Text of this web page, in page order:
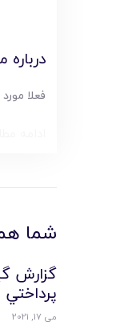
فعلا
شما
گزارش
پرداختي
می 17, 2021